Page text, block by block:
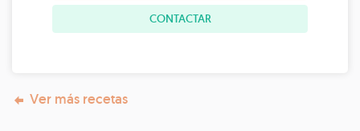
CONTACTAR
Ver más recetas